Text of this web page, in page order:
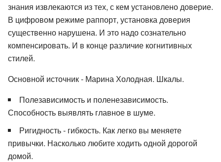
знания извлекаются из тех, с кем установлено доверие.
В цифровом режиме раппорт, установка доверия
существенно нарушена. И это надо сознательно
компенсировать. И в конце различие когнитивных
стилей.
Основной источник - Марина Холодная. Шкалы.
Полезависимость и поленезависимость.
Способность выявлять главное в шуме.
Ригидность - гибкость. Как легко вы меняете
привычки. Насколько любите ходить одной дорогой
домой.